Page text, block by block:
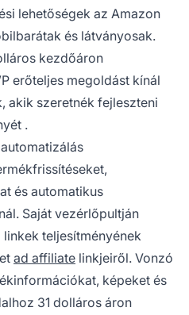
lehetőségek az Amazon
és látványosak.
kezdőáron
erőteljes megoldást kínál
akik szeretnék fejleszteni
.
és automatikus
Saját vezérlőpultján
linkek teljesítményének
ad affiliate linkjeiről. Vonzó
képeket és
31 dolláros áron